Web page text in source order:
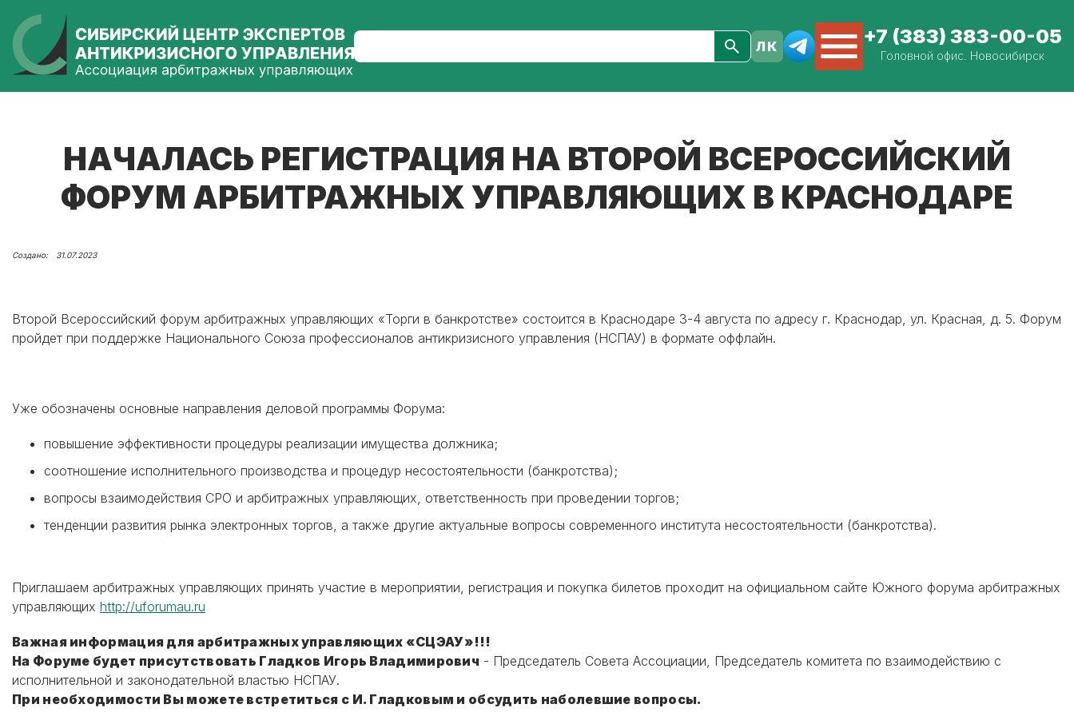
+7 (383) 383-00-05
Головной офис. Новосибирск
НАЧАЛАСЬ РЕГИСТРАЦИЯ НА ВТОРОЙ ВСЕРОССИЙСКИЙ
ФОРУМ АРБИТРАЖНЫХ УПРАВЛЯЮЩИХ В КРАСНОДАРЕ
31.07.2023
Второй Всероссийский форум арбитражных управляющих «Торги в банкротстве» состоится в Краснодаре 3-4 августа по адресу г. Краснодар, ул. Красная, д. 5. Форум
пройдет при поддержке Национального Союза профессионалов антикризисного управления (НСПАУ) в формате оффлайн.
Уже обозначены основные направления деловой программы Форума:
повышение эффективности процедуры реализации имущества должника;
соотношение исполнительного производства и процедур несостоятельности (банкротства);
вопросы взаимодействия СРО и арбитражных управляющих, ответственность при проведении торгов;
тенденции развития рынка электронных торгов, а также другие актуальные вопросы современного института несостоятельности (банкротства).
Приглашаем арбитражных управляющих принять участие в мероприятии, регистрация и покупка билетов проходит на официальном сайте Южного форума арбитражных
управляющих http://uforumau.ru
Важная информация для арбитражных управляющих «СЦЭАУ»!!!
На Форуме будет присутствовать Гладков Игорь Владимирович - Председатель Совета Ассоциации, Председатель комитета по взаимодействию с
исполнительной и законодательной властью НСПАУ.
При необходимости Вы можете встретиться с И. Гладковым и обсудить наболевшие вопросы.